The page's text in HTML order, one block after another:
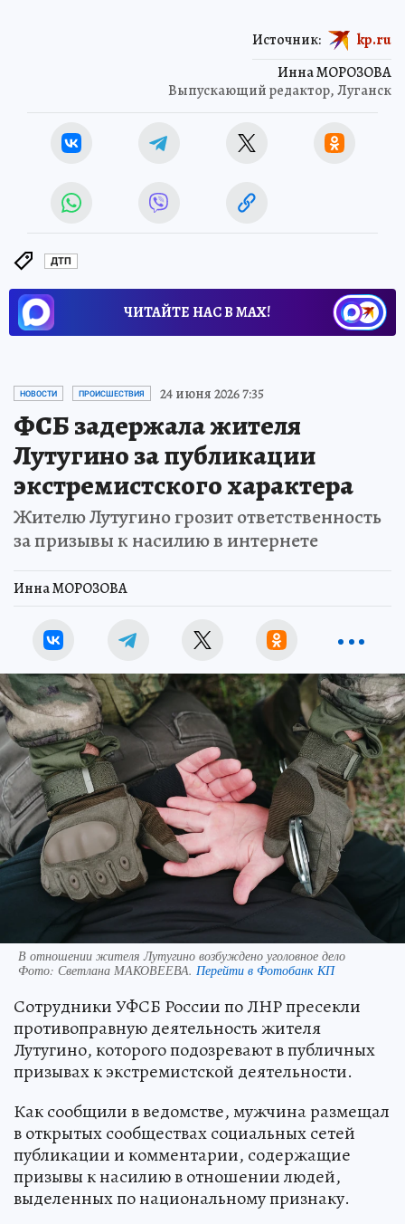
Инна МОРОЗОВА
Выпускающий редактор, Луганск
Источник: kp.ru
ДТП
ЧИТАЙТЕ НАС В МАХ!
НОВОСТИ ПРОИСШЕСТВИЯ 24 июня 2026 7:35
ФСБ задержала жителя
Лутугино за публикации
экстремистского характера
Жителю Лутугино грозит ответственность
за призывы к насилию в интернете
Инна МОРОЗОВА
В отношении жителя Лутугино возбуждено уголовное дело
Фото: Светлана МАКОВЕЕВА. Перейти в Фотобанк КП
Сотрудники УФСБ России по ЛНР пресекли
противоправную деятельность жителя
Лутугино, которого подозревают в публичных
призывах к экстремистской деятельности.
Как сообщили в ведомстве, мужчина размещал
в открытых сообществах социальных сетей
публикации и комментарии, содержащие
призывы к насилию в отношении людей,
выделенных по национальному признаку.